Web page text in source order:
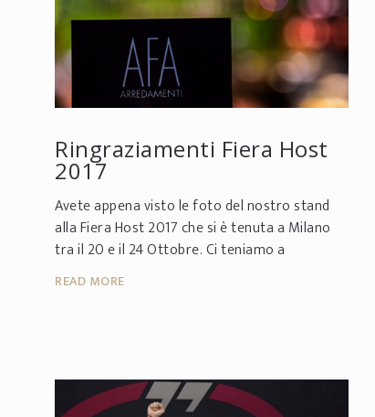
Ringraziamenti Fiera Host
2017
Avete appena visto le foto del nostro stand
alla Fiera Host 2017 che si è tenuta a Milano
tra il 20 e il 24 Ottobre. Ci teniamo a
ringraziare tutti coloro che hanno
READ MORE